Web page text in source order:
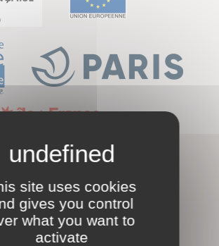
site uses cookies
gives you control
what you want to
activate